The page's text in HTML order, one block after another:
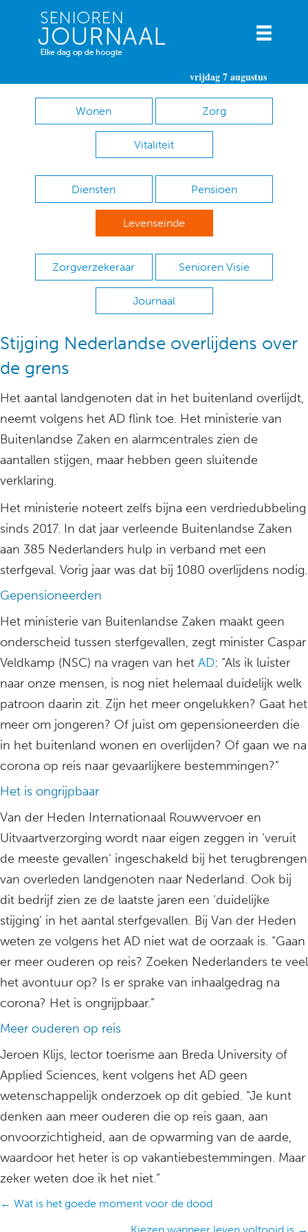
vrijdag 7 augustus
Wonen Zorg
Vitaliteit
Diensten Pensioen
Levenseinde
Zorgverzekeraar Senioren Visie
Journaal
Stijging Nederlandse overlijdens over
de grens
Het aantal landgenoten dat in het buitenland overlijdt,
neemt volgens het AD flink toe. Het ministerie van
Buitenlandse Zaken en alarmcentrales zien de
aantallen stijgen, maar hebben geen sluitende
verklaring.
Het ministerie noteert zelfs bijna een verdriedubbeling
sinds 2017. In dat jaar verleende Buitenlandse Zaken
aan 385 Nederlanders hulp in verband met een
sterfgeval. Vorig jaar was dat bij 1080 overlijdens nodig.
Gepensioneerden
Het ministerie van Buitenlandse Zaken maakt geen
onderscheid tussen sterfgevallen, zegt minister Caspar
Veldkamp (NSC) na vragen van het AD: “Als ik luister
naar onze mensen, is nog niet helemaal duidelijk welk
patroon daarin zit. Zijn het meer ongelukken? Gaat het
meer om jongeren? Of juist om gepensioneerden die
in het buitenland wonen en overlijden? Of gaan we na
corona op reis naar gevaarlijkere bestemmingen?”
Het is ongrijpbaar
Van der Heden Internationaal Rouwvervoer en
Uitvaartverzorging wordt naar eigen zeggen in ‘veruit
de meeste gevallen’ ingeschakeld bij het terugbrengen
van overleden landgenoten naar Nederland. Ook bij
dit bedrijf zien ze de laatste jaren een ‘duidelijke
stijging’ in het aantal sterfgevallen. Bij Van der Heden
weten ze volgens het AD niet wat de oorzaak is. “Gaan
er meer ouderen op reis? Zoeken Nederlanders te veel
het avontuur op? Is er sprake van inhaalgedrag na
corona? Het is ongrijpbaar.”
Meer ouderen op reis
Jeroen Klijs, lector toerisme aan Breda University of
Applied Sciences, kent volgens het AD geen
wetenschappelijk onderzoek op dit gebied. “Je kunt
denken aan meer ouderen die op reis gaan, aan
onvoorzichtigheid, aan de opwarming van de aarde,
waardoor het heter is op vakantiebestemmingen. Maar
zeker weten doe ik het niet.”
Posts
← Wat is het goede moment voor de dood